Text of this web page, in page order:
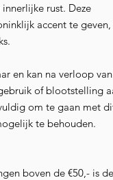
rust. Deze
accent te
en kan na verloop
of blootstelling
om te gaan met
te behouden.
boven de €50,- is de